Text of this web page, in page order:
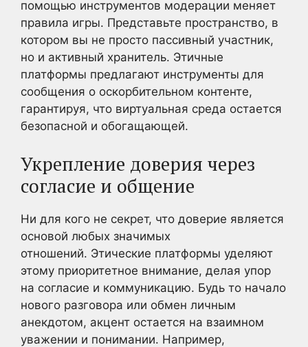
помощью инструментов модерации меняет
правила игры. Представьте пространство, в
котором вы не просто пассивный участник,
но и активный хранитель. Этичные
платформы предлагают инструменты для
сообщения о оскорбительном контенте,
гарантируя, что виртуальная среда остается
безопасной и обогащающей.
Укрепление доверия через
согласие и общение
Ни для кого не секрет, что доверие является
основой любых значимых
отношений. Этические платформы уделяют
этому приоритетное внимание, делая упор
на согласие и коммуникацию. Будь то начало
нового разговора или обмен личным
анекдотом, акцент остается на взаимном
уважении и понимании. Например,